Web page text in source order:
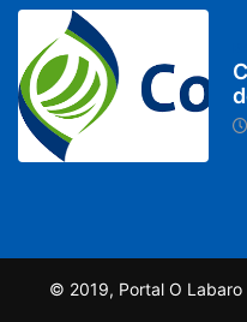
© 2019, Portal O